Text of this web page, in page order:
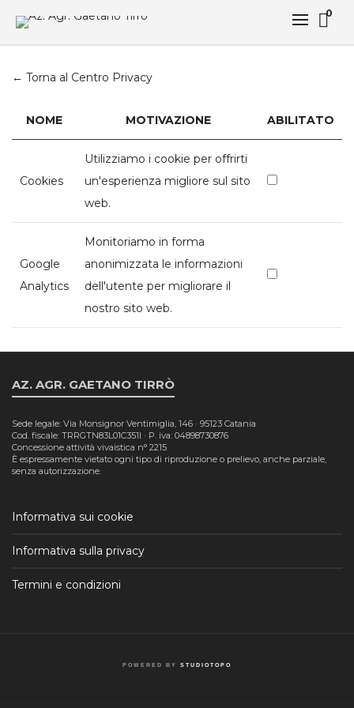
0
← Torna al Centro Privacy
NOME MOTIVAZIONE ABILITATO
Cookies
Utilizziamo i cookie per offrirti
un'esperienza migliore sul sito
web.
Google
Analytics
Monitoriamo in forma
anonimizzata le informazioni
dell'utente per migliorare il
nostro sito web.
AZ. AGR. GAETANO TIRRÒ
Sede legale: Via Monsignor Ventimiglia, 146 · 95123 Catania
Cod. fiscale: TRRGTN83L01C351I · P. iva: 04898730876
Concessione attività vivaistica n° 2215
È espressamente vietato ogni tipo di riproduzione o prelievo, anche parziale,
senza autorizzazione.
Informativa sui cookie
Informativa sulla privacy
Termini e condizioni
POWERED BY STUDIOTOPO